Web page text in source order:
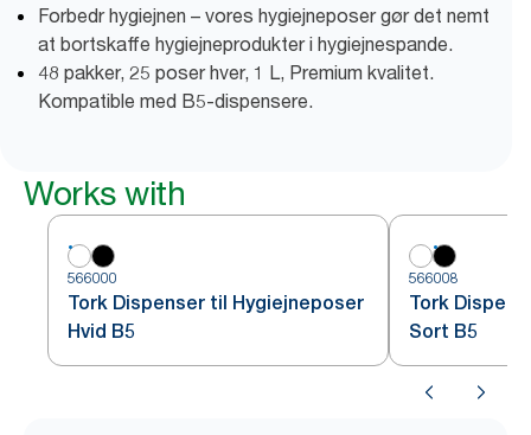
Forbedr hygiejnen – vores hygiejneposer gør det nemt
at bortskaffe hygiejneprodukter i hygiejnespande.
48 pakker, 25 poser hver, 1 L, Premium kvalitet.
Kompatible med B5-dispensere.
Works with
566000
Tork Dispenser til Hygiejneposer
Hvid B5
566008
Tork
Sort B5